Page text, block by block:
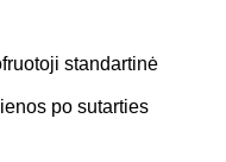
standartinė
po sutarties